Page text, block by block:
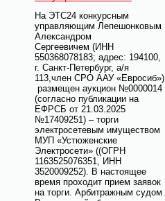
На ЭТС24 конкурсным
управляющим Лепешонковым
Александром
Сергеевичем (ИНН
550368078183; адрес: 194100,
г. Санкт-Петербург, а/я
113,член СРО ААУ «Евросиб»)
размещен аукцион №0000014
(согласно публикации на
ЕФРСБ от 21.03.2025
№17409251) – торги
электросетевым имуществом
МУП «Устюженские
Электросети» ((ОГРН
1163525076351, ИНН
3520009252). В настоящее
время проходит прием заявок
на торги. Арбитражным судом